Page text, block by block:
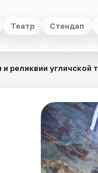
Театр Стендап
и реликвии угличской